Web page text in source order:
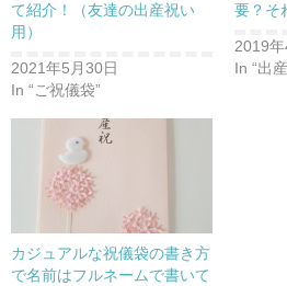
て紹介！（友達の出産祝い
用）
2021年5月30日
In “ご祝儀袋”
要？そ
2019
In “出
カジュアルな祝儀袋の書き方
で名前はフルネームで書いて